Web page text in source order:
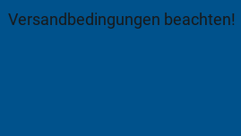
Versandbedingungen beachten!